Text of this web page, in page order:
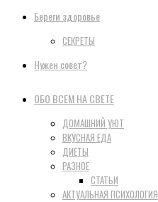
Береги здоровье
СЕКРЕТЫ
Нужен совет?
ОБО ВСЕМ НА СВЕТЕ
ДОМАШНИЙ УЮТ
ВКУСНАЯ ЕДА
ДИЕТЫ
РАЗНОЕ
СТАТЬИ
АКТУАЛЬНАЯ ПСИХОЛОГИЯ